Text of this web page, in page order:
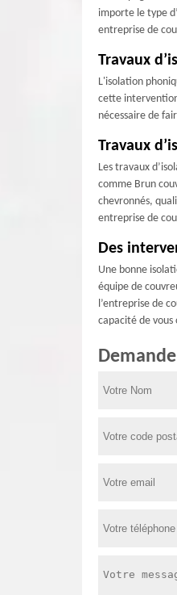
importe le type
entreprise de
Travaux
L'isolation
cette
nécessaire de
Travaux
Les travaux
comme Brun
chevronnés,
entreprise de
Des
Une bonne
équipe de
l’entreprise de
capacité de